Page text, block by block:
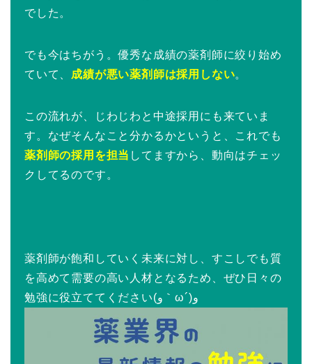
でした。
でも今はちがう。優秀な成績の薬剤師に絞り始め
ていて、 成績が悪い薬剤師は採用しない。
この流れが、じわじわと中途採用にも来ていま
す。なぜそんなこと分かるかというと、これでも
薬剤師の採用を担当 してますから、動向はチェッ
クしてるのです。
薬剤師が飽和していく未来に対し、すこしでも質
を高めて需要の高い人材となるため、ぜひ日々の
勉強に役立ててください(و｀ω´)و